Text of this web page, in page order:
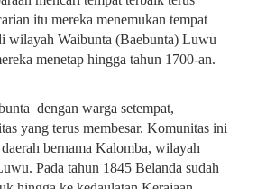
itu mereka menemukan tempat
wilayah Waibunta (Baebunta) Luwu
menetap hingga tahun 1700-an.
dengan warga setempat,
yang terus membesar. Komunitas ini
bernama Kalomba, wilayah
Pada tahun 1845 Belanda sudah